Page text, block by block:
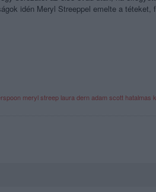
idén Meryl Streeppel emelte a téteket,
meryl streep laura dern adam scott hatalmas